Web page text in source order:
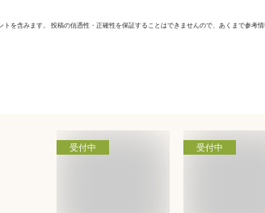
を含みます。 投稿の信憑性・正確性を保証することはできませんので、あくまで参考情
受付中 受付中